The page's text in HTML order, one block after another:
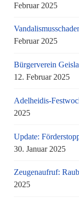
Februar 2025
Februar 2025
Bürgerverein
12. Februar 2025
Adelheidis-
2025
Update:
30. Januar 2025
Zeugenaufruf:
2025